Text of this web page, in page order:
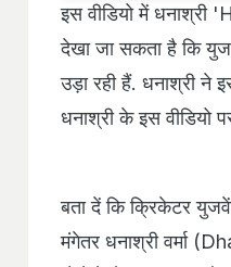
इस वीडियो में धनाश्री
देखा जा सकता है कि
उड़ा रही हैं. धनाश्री ने
धनाश्री के इस
बता दें कि क्रिकेटर
मंगेतर धनाश्री वर्मा